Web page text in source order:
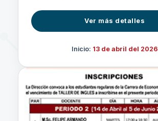
Ver más detalles
Inicio: 13 de abril del 2026